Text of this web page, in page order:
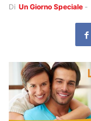
Di Un Giorno Speciale -